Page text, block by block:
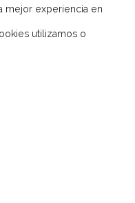
mejor experiencia en
utilizamos o
el banner de cookies